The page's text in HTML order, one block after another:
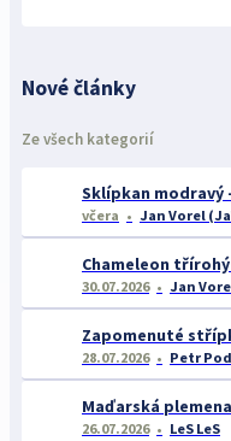
Nové články
Ze všech kategorií
Sklípkan modravý
včera Jan Vorel
Chameleon
30.07.2026 Jan
28.07.2026 Petr
Maďarská
26.07.2026 LeS LeS